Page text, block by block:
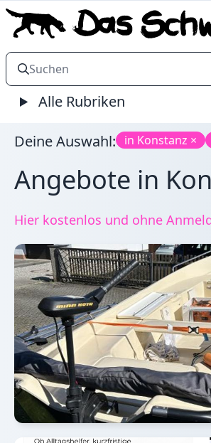
Alle Rubriken
Deine Auswahl: in Konstanz ×
Angebote in
Hier kostenlos und ohne